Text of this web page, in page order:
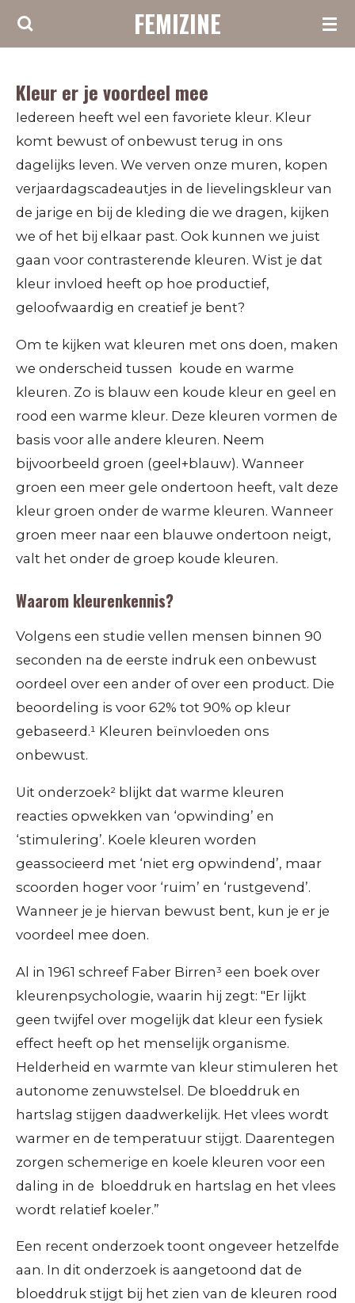
Ga
de
hoofdinhoud
FEMIZINE
Kleur er je voordeel mee
Iedereen heeft wel een favoriete kleur. Kleur
komt bewust of onbewust terug in ons
dagelijks leven. We verven onze muren, kopen
verjaardagscadeautjes in de lievelingskleur van
de jarige en bij de kleding die we dragen, kijken
we of het bij elkaar past. Ook kunnen we juist
gaan voor contrasterende kleuren. Wist je dat
kleur invloed heeft op hoe productief,
geloofwaardig en creatief je bent?
Om te kijken wat kleuren met ons doen, maken
we onderscheid tussen koude en warme
kleuren. Zo is blauw een koude kleur en geel en
rood een warme kleur. Deze kleuren vormen de
basis voor alle andere kleuren. Neem
bijvoorbeeld groen (geel+blauw). Wanneer
groen een meer gele ondertoon heeft, valt deze
kleur groen onder de warme kleuren. Wanneer
groen meer naar een blauwe ondertoon neigt,
valt het onder de groep koude kleuren.
Waarom kleurenkennis?
Volgens een studie vellen mensen binnen 90
seconden na de eerste indruk een onbewust
oordeel over een ander of over een product. Die
beoordeling is voor 62% tot 90% op kleur
gebaseerd.¹ Kleuren beïnvloeden ons
onbewust.
Uit onderzoek² blijkt dat warme kleuren
reacties opwekken van ‘opwinding’ en
‘stimulering’. Koele kleuren worden
geassocieerd met ‘niet erg opwindend’, maar
scoorden hoger voor ‘ruim’ en ‘rustgevend’.
Wanneer je je hiervan bewust bent, kun je er je
voordeel mee doen.
Al in 1961 schreef Faber Birren³ een boek over
kleurenpsychologie, waarin hij zegt: "Er lijkt
geen twijfel over mogelijk dat kleur een fysiek
effect heeft op het menselijk organisme.
Helderheid en warmte van kleur stimuleren het
autonome zenuwstelsel. De bloeddruk en
hartslag stijgen daadwerkelijk. Het vlees wordt
warmer en de temperatuur stijgt. Daarentegen
zorgen schemerige en koele kleuren voor een
daling in de bloeddruk en hartslag en het vlees
wordt relatief koeler.”
Een recent onderzoek toont ongeveer hetzelfde
aan. In dit onderzoek is aangetoond dat de
bloeddruk stijgt bij het zien van de kleuren rood